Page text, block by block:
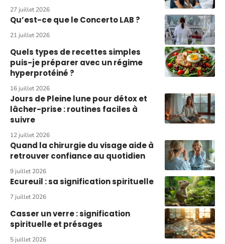
27 juillet 2026
Qu’est-ce que le Concerto LAB ?
21 juillet 2026
Quels types de recettes simples
puis-je préparer avec un régime
hyperprotéiné ?
16 juillet 2026
Jours de Pleine lune pour détox et
lâcher-prise : routines faciles à
suivre
12 juillet 2026
Quand la chirurgie du visage aide à
retrouver confiance au quotidien
9 juillet 2026
Ecureuil : sa signification spirituelle
7 juillet 2026
Casser un verre : signification
spirituelle et présages
5 juillet 2026